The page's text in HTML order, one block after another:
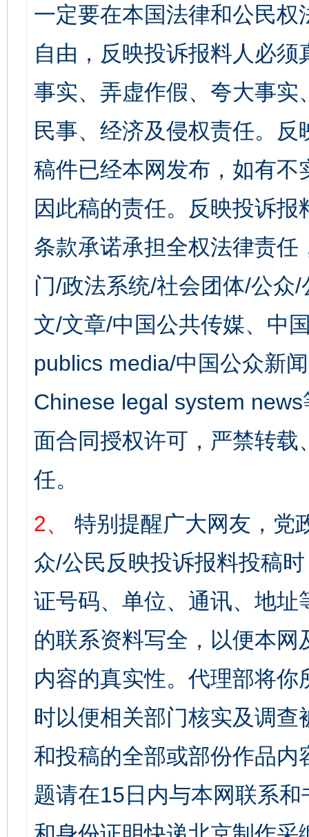
一定要在本国法律和公民
自由，反映投诉报料人必
事实、弄虚作假、夸大事
民事、经济及侵权责任。
稿件已经本网发布，如有
因此稿的责任。反映投诉
条款承诺承担全权法律责
门/政法系统/社会团体/公众
文/文章/中国公共传媒、中
publics media/中国公众新
Chinese legal system
面合同授权许可，严禁转
任。
2、
特别提醒广大网友，党
众/公民反映投诉报料投稿
证号码、单位、通讯、地
的联系资料写全，以便本
内容的真实性。代理部将
时以便相关部门核实及调
和投稿的全部或部份作品
题请在15日内与本网联系